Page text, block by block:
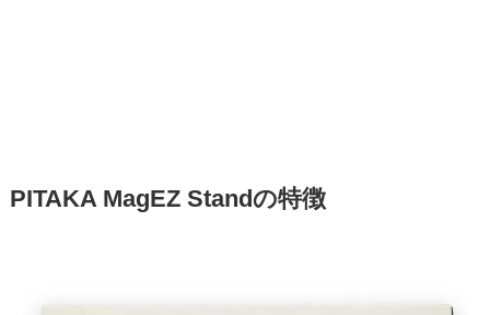
PITAKA MagEZ Standの特徴